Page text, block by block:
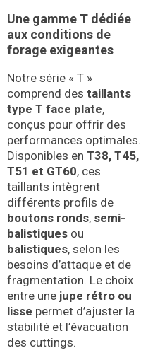
Une gamme T dédiée
aux conditions de
forage exigeantes
Notre série « T »
comprend des taillants
type T face plate,
conçus pour offrir des
performances optimales.
Disponibles en T38, T45,
T51 et GT60, ces
taillants intègrent
différents profils de
boutons ronds, semi-
balistiques ou
balistiques, selon les
besoins d’attaque et de
fragmentation. Le choix
entre une jupe rétro ou
lisse permet d’ajuster la
stabilité et l’évacuation
des cuttings.